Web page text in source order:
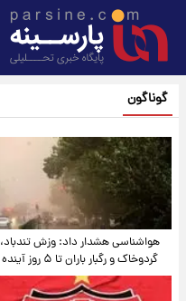
گوناگون
هواشناسی هشدار داد: وزش تندباد،
گردوخاک و رگبار باران تا ۵ روز آینده